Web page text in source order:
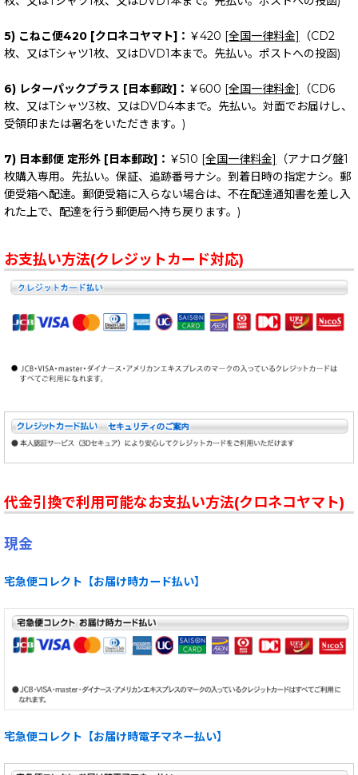
5) こねこ便420 [クロネコヤマト]： ￥420 [全国一律料金]
（CD2
枚、又はTシャツ1枚、又はDVD1本まで。先払い。ポストへの投函)
6) レターパックプラス [日本郵政]： ￥600 [全国一律料金]
（CD6
枚、又はTシャツ3枚、又はDVD4本まで。先払い。対面でお届けし、
受領印または署名をいただきます。)
7) 日本郵便 定形外 [日本郵政]： ￥510 [全国一律料金]
（アナログ盤1
枚購入専用。先払い。保証、追跡番号ナシ。到着日時の指定ナシ。郵
便受箱へ配達。郵便受箱に入らない場合は、不在配達通知書を差し入
れた上で、配達を行う郵便局へ持ち戻ります。)
お支払い方法(クレジットカード対応)
代金引換で利用可能なお支払い方法(クロネコヤマト)
現金
宅急便コレクト【お届け時カード払い】
宅急便コレクト【お届け時電子マネー払い】